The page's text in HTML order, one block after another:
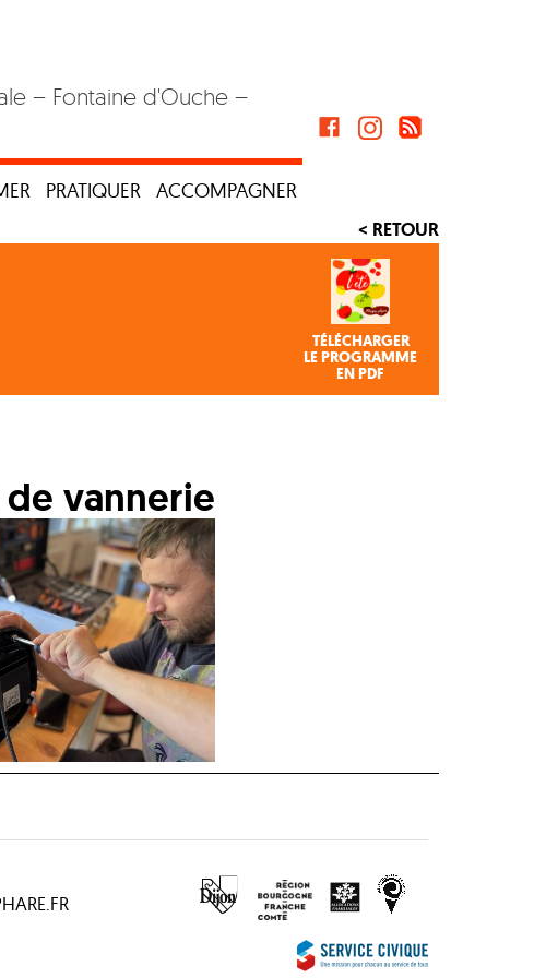
– Fontaine d'Ouche –
PRATIQUER ACCOMPAGNER
< RETOUR
TÉLÉCHARGER
LE PROGRAMME
EN PDF
vannerie